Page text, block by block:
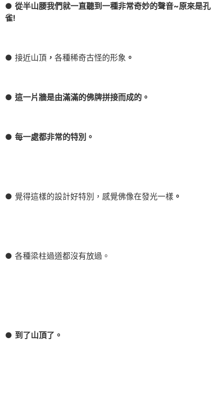
● 從半山腰我們就一直聽到一種非常奇妙的聲音~原來是孔
雀!
● 接近山頂 ， 各種稀奇古怪的形象 。
● 這一片牆是由滿滿的佛牌拼接而成的。
● 每一處都非常的特別。
● 覺得這樣的設計好特別，感覺佛像在發光一樣 。
● 各種梁柱過道都沒有放過。
● 到了山頂了。